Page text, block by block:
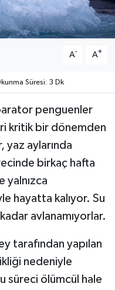
A- A+
Süresi: 3 Dk
penguenler
kritik bir dönemden
yaz aylarında
birkaç hafta
yalnızca
hayatta kalıyor. Su
avlanamıyorlar.
tarafından yapılan
nedeniyle
süreci ölümcül hale